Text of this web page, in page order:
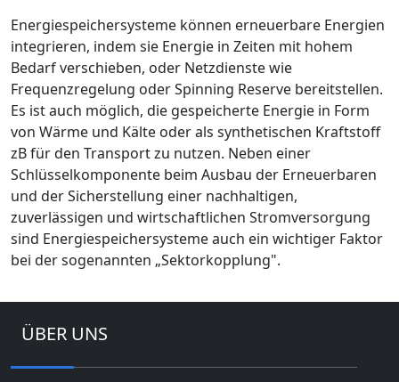
Energiespeichersysteme können erneuerbare Energien
integrieren, indem sie Energie in Zeiten mit hohem
Bedarf verschieben, oder Netzdienste wie
Frequenzregelung oder Spinning Reserve bereitstellen.
Es ist auch möglich, die gespeicherte Energie in Form
von Wärme und Kälte oder als synthetischen Kraftstoff
zB für den Transport zu nutzen. Neben einer
Schlüsselkomponente beim Ausbau der Erneuerbaren
und der Sicherstellung einer nachhaltigen,
zuverlässigen und wirtschaftlichen Stromversorgung
sind Energiespeichersysteme auch ein wichtiger Faktor
bei der sogenannten „Sektorkopplung".
ÜBER UNS